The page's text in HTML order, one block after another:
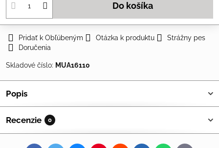
Do košíka
Pridať k Obľúbeným Otázka k produktu
Strážny pes
Doručenia
Skladové číslo: MUA16110
Popis
Recenzie 0